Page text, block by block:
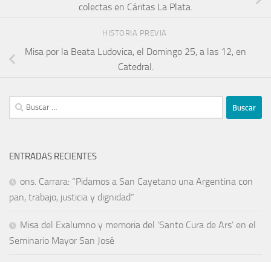
colectas en Cáritas La Plata.
HISTORIA PREVIA
Misa por la Beata Ludovica, el Domingo 25, a las 12, en
Catedral.
ENTRADAS RECIENTES
ons. Carrara: “Pidamos a San Cayetano una Argentina con
pan, trabajo, justicia y dignidad”
Misa del Exalumno y memoria del ‘Santo Cura de Ars’ en el
Seminario Mayor San José